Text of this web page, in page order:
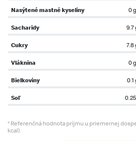
Nasýtené mastné kyseliny 0 g
Sacharidy 9.7
Cukry 7.8
Vláknina 0 g
Bielkoviny 0.1
Soľ
* Referenčná hodnota príjmu u priemernej
kcal).